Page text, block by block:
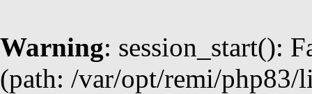
Warning: session_start():
(path: /var/opt/remi/php83/